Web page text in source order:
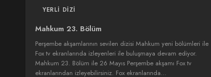
YERLI DIZI
Mahkum 23. Bölüm
Perşembe akşamlarının sevilen dizisi Mahkum yeni bölümleri ile
Fox tv ekranlarında izleyenleri ile buluşmaya devam ediyor.
Mahkum 23. Bölüm ile 26 Mayıs Perşembe akşamı Fox tv
ekranlarından izleyebilirsiniz. Fox ekranlarında…